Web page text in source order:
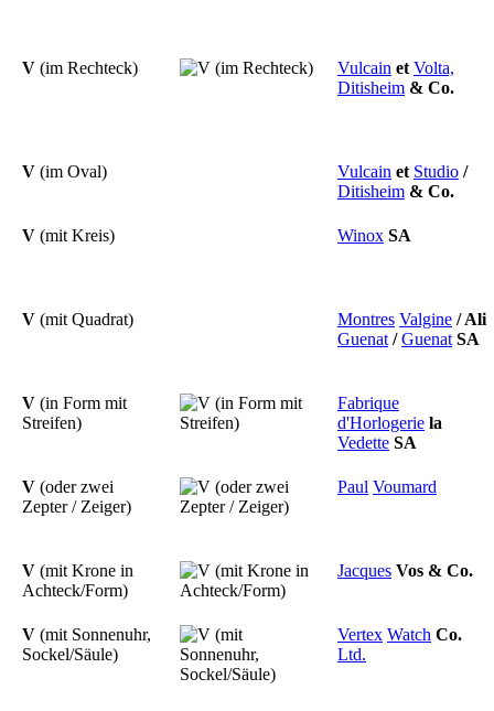
V (im Rechteck) Vulcain et Volta,
Ditisheim & Co.
V (im Oval) Vulcain et Studio /
Ditisheim & Co.
V (mit Kreis) Winox SA
V (mit Quadrat) Montres Valgine /Ali
Guenat /Guenat SA
V (in Form mit
Streifen)
Fabrique
d'Horlogerie la
Vedette SA
V (oder zwei
Zepter / Zeiger)
Paul Voumard
V (mit Krone in
Achteck/Form)
Jacques Vos & Co.
V (mit Sonnenuhr,
Sockel/Säule)
Vertex Watch Co.
Ltd.